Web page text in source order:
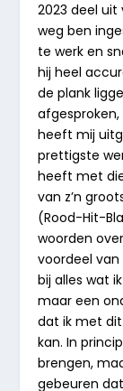
2023 deel
weg ben
te werk en
hij heel
de plank
heeft mij
prettigste
heeft met
van z’n
(Rood-Hit-
woorden
voordeel
bij alles wat
maar een
dat ik met
kan. In
brengen,
gebeuren